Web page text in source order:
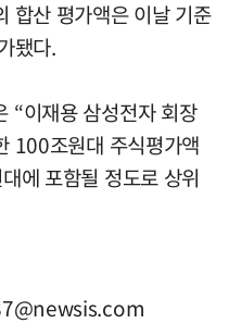
합산 평가액은 이날 기준
됐다.
“이재용 삼성전자 회장
100조원대 주식평가액
에 포함될 정도로 상위